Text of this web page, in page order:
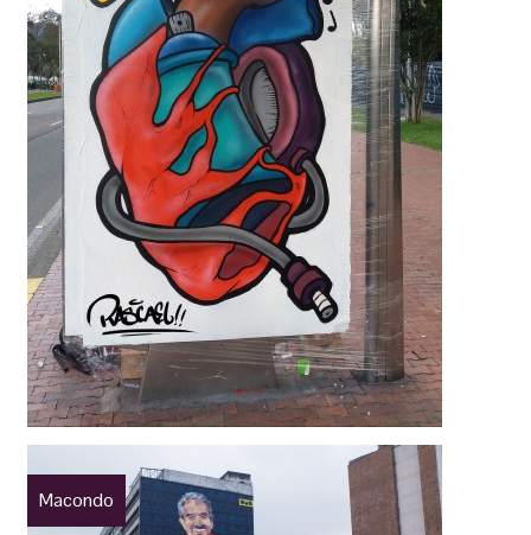
Macondo